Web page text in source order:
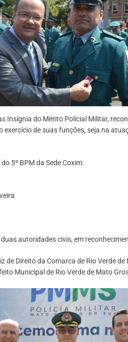
Insígnia do Mérito Policial Militar,
de suas funções, seja na
5º BPM da Sede Coxim:
autoridades civis, em
de Direito da Comarca de Rio Verde
Municipal de Rio Verde de Mato